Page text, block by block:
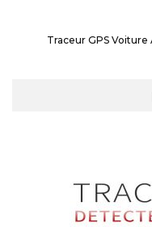
Traceur GPS